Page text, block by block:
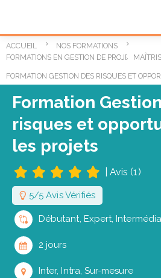
ACCUEIL
NOS FORMATIONS
FORMATIONS EN GESTION DE PROJET,
FORMATION GESTION DES RISQUES ET
Formation
risques et
les projets
Avis (1)
5/5 Avis Vérifiés
Débutant, Expert,
2 jours
Inter, Intra, Sur-mesure